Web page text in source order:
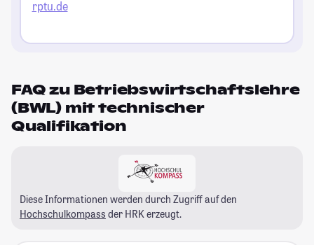
rptu.de
FAQ zu Betriebswirtschaftslehre
(BWL) mit technischer
Qualifikation
Diese Informationen werden durch Zugriff auf den
Hochschulkompass der HRK erzeugt.